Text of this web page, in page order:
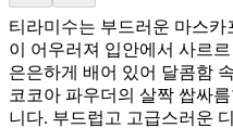
티라미수는 부드러운 마스
이 어우러져 입안에서 사르
은은하게 배어 있어 달콤함
코코아 파우더의 살짝 쌉싸
니다. 부드럽고 고급스러운